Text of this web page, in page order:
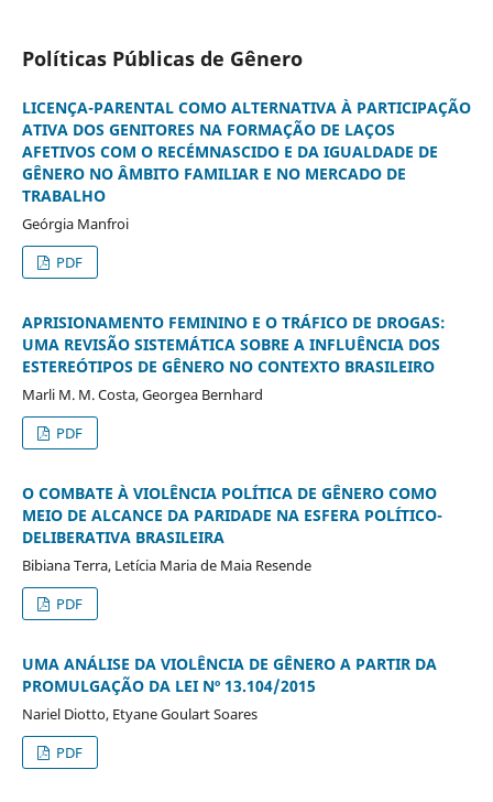
Políticas Públicas de Gênero
LICENÇA-PARENTAL COMO ALTERNATIVA À PARTICIPAÇÃO
ATIVA DOS GENITORES NA FORMAÇÃO DE LAÇOS
AFETIVOS COM O RECÉMNASCIDO E DA IGUALDADE DE
GÊNERO NO ÂMBITO FAMILIAR E NO MERCADO DE
TRABALHO
Geórgia Manfroi
PDF
APRISIONAMENTO FEMININO E O TRÁFICO DE DROGAS:
UMA REVISÃO SISTEMÁTICA SOBRE A INFLUÊNCIA DOS
ESTEREÓTIPOS DE GÊNERO NO CONTEXTO BRASILEIRO
Marli M. M. Costa, Georgea Bernhard
PDF
O COMBATE À VIOLÊNCIA POLÍTICA DE GÊNERO COMO
MEIO DE ALCANCE DA PARIDADE NA ESFERA POLÍTICO-
DELIBERATIVA BRASILEIRA
Bibiana Terra, Letícia Maria de Maia Resende
PDF
UMA ANÁLISE DA VIOLÊNCIA DE GÊNERO A PARTIR DA
PROMULGAÇÃO DA LEI Nº 13.104/2015
Nariel Diotto, Etyane Goulart Soares
PDF